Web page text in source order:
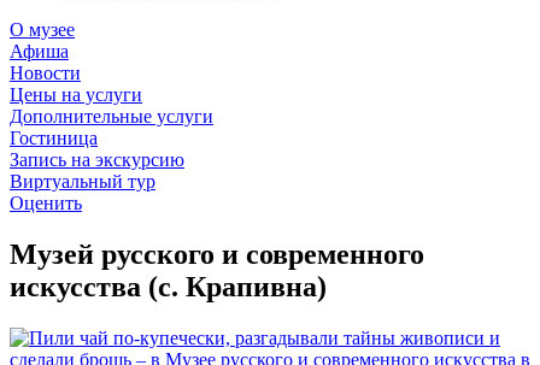
О музее
Афиша
Новости
Цены на услуги
Дополнительные услуги
Гостиница
Запись на экскурсию
Виртуальный тур
Оценить
Музей русского и современного
искусства (с. Крапивна)